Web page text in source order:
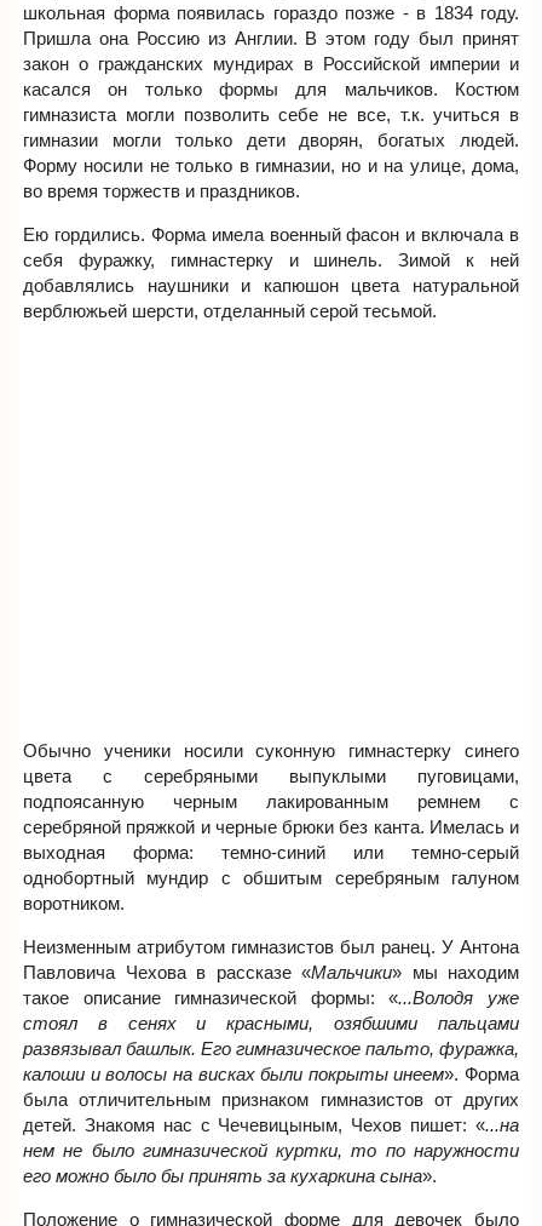
школьная форма появилась гораздо позже - в 1834 году.
Пришла она Россию из Англии. В этом году был принят
закон о гражданских мундирах в Российской империи и
касался он только формы для мальчиков. Костюм
гимназиста могли позволить себе не все, т.к. учиться в
гимназии могли только дети дворян, богатых людей.
Форму носили не только в гимназии, но и на улице, дома,
во время торжеств и праздников.
Ею гордились. Форма имела военный фасон и включала в
себя фуражку, гимнастерку и шинель. Зимой к ней
добавлялись наушники и капюшон цвета натуральной
верблюжьей шерсти, отделанный серой тесьмой.
Обычно ученики носили суконную гимнастерку синего
цвета с серебряными выпуклыми пуговицами,
подпоясанную черным лакированным ремнем с
серебряной пряжкой и черные брюки без канта. Имелась и
выходная форма: темно-синий или темно-серый
однобортный мундир с обшитым серебряным галуном
воротником.
Неизменным атрибутом гимназистов был ранец. У Антона
Павловича Чехова в рассказе «Мальчики» мы находим
такое описание гимназической формы: «...Володя уже
стоял в сенях и красными, озябшими пальцами
развязывал башлык. Его гимназическое пальто, фуражка,
калоши и волосы на висках были покрыты инеем». Форма
была отличительным признаком гимназистов от других
детей. Знакомя нас с Чечевицыным, Чехов пишет: «...на
нем не было гимназической куртки, то по наружности
его можно было бы принять за кухаркина сына».
Положение о гимназической форме для девочек было